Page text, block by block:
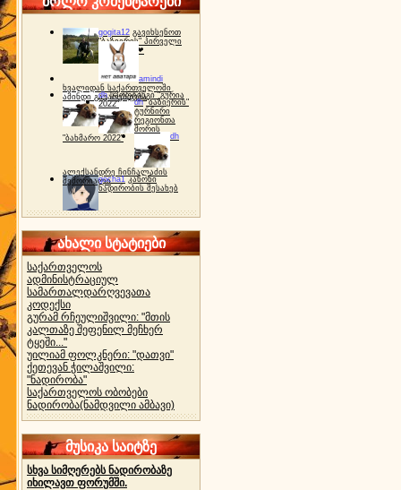
gogita12 გავიხსენოთ
"ბაზიერის" პირველი
ტურნირი ❤
amindi
ხვალიდან საქართველოში
ამინდი გაუარესდება
dh სპორტინგი "გურია
2022"
dh "ბაზიერის"
ტურნირი
რეგიონთა
შორის
"ბახმარო 2022"
dh
ალექსანდრე ჩინჩალაძის
მემორიალიgocha1 კანონი
ნადირობის შესახებ
ახალი სტატიები
საქართველოს
ადმინისტრაციულ
სამართალდარღვევათა
კოდექსი
გურამ რჩეულიშვილი: "მთის
კალთაზე შეფენილ მეჩხერ
ტყეში..."
უილიამ ფოლკნერი: "დათვი"
ქეთევან ჭილაშვილი:
"ნადირობა"
საქართველოს ობობები
ნადირობა(ნამდვილი ამბავი)
მუსიკა საიტზე
სხვა სიმღერებს ნადირობაზე
იხილავთ ფორუმში.